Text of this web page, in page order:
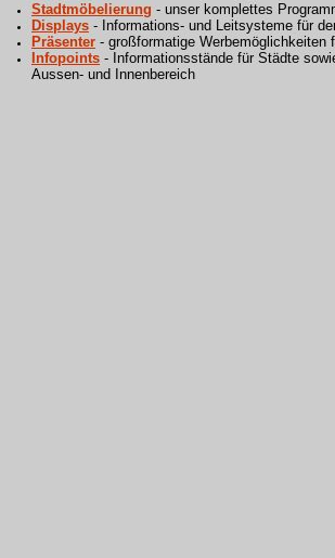
Stadtmöbelierung - unser komplettes
Displays - Informations- und Leitsysteme für
Präsenter - großformatige Werbemöglichkeiten
Infopoints - Informationsstände für Städte
Aussen- und Innenbereich